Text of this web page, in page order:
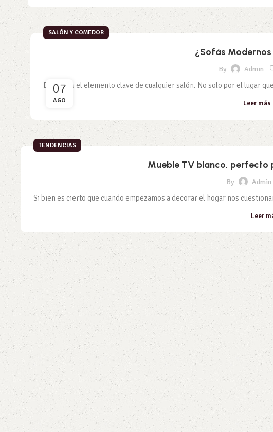
07
AGO
SALÓN Y COMEDOR
¿Sofás
By Admin
El sofá es el elemento clave de cualquier salón. No solo por el lugar
Leer más
TENDENCIAS
Mueble TV blanco, perfecto
By Admin
Si bien es cierto que cuando empezamos a decorar el hogar nos
Leer